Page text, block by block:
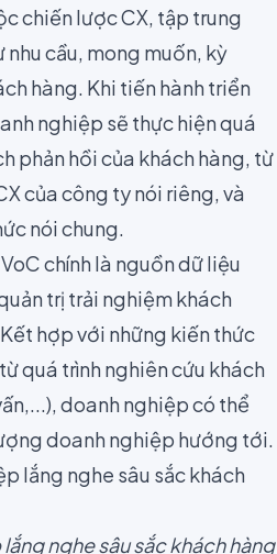
chiến lược CX, tập trung
nhu cầu, mong muốn, kỳ
hàng. Khi tiến hành triển
nghiệp sẽ thực hiện quá
phản hồi của khách hàng, từ
của công ty nói riêng, và
nói chung.
chính là nguồn dữ liệu
trị trải nghiệm khách
hợp với những kiến thức
quá trình nghiên cứu khách
doanh nghiệp có thể
doanh nghiệp hướng tới.
nghe sâu sắc khách hàng